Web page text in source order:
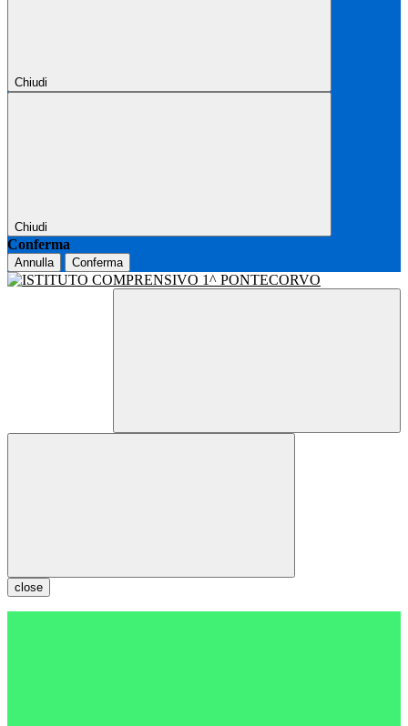
Chiudi
Chiudi
Conferma
Annulla Conferma
close